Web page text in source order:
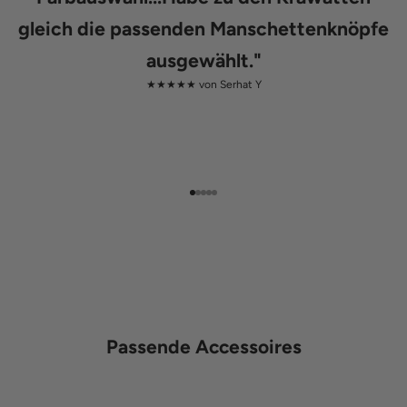
gleich die passenden Manschettenknöpfe
ausgewählt."
★★★★★ von Serhat Y
Gehe zu Element 1
Gehe zu Element 2
Gehe zu Element 3
Gehe zu Element 4
Gehe zu Element 5
Passende Accessoires